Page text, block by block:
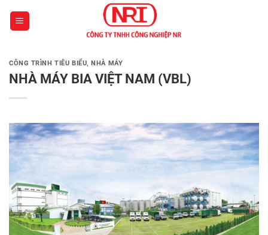
CÔNG TRÌNH TIÊU BIỂU,NHÀ MÁY
NHÀ MÁY BIA VIỆT NAM (VBL)